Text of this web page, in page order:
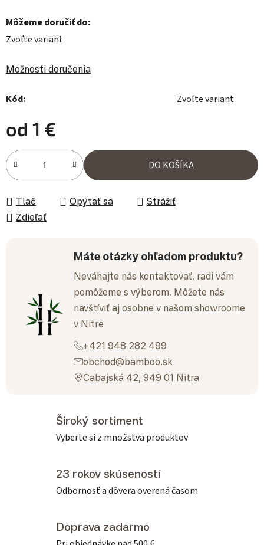
Môžeme doručiť do:
Zvoľte variant
Možnosti doručenia
Kód: Zvoľte variant
od 1 €
Jednotková cena:
DO KOŠÍKA
Tlač Opýtať sa
Strážiť
Zdieľať
Máte otázky ohľadom produktu?
Neváhajte nás kontaktovať, radi vám
pomôžeme s výberom. Môžete nás
navštíviť aj osobne v našom showroome
v Nitre
+421 948 282 499
obchod@bamboo.sk
Cabajská 42, 949 01 Nitra
Široký sortiment
Vyberte si z množstva produktov
23 rokov skúseností
Odbornosť a dôvera overená časom
Doprava zadarmo